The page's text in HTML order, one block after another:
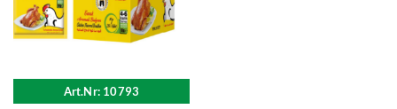
Art.Nr: 10793